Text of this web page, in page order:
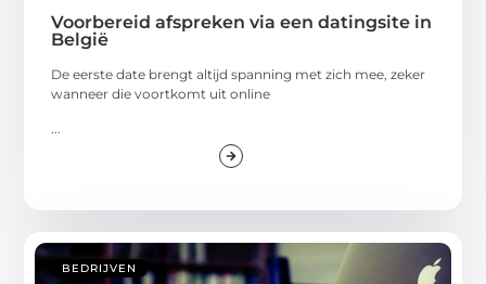
Voorbereid afspreken via een datingsite in
België
De eerste date brengt altijd spanning met zich mee, zeker
wanneer die voortkomt uit online
...
BEDRIJVEN